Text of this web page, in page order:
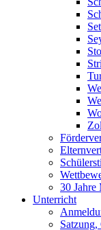
30 Jahre
Unterricht